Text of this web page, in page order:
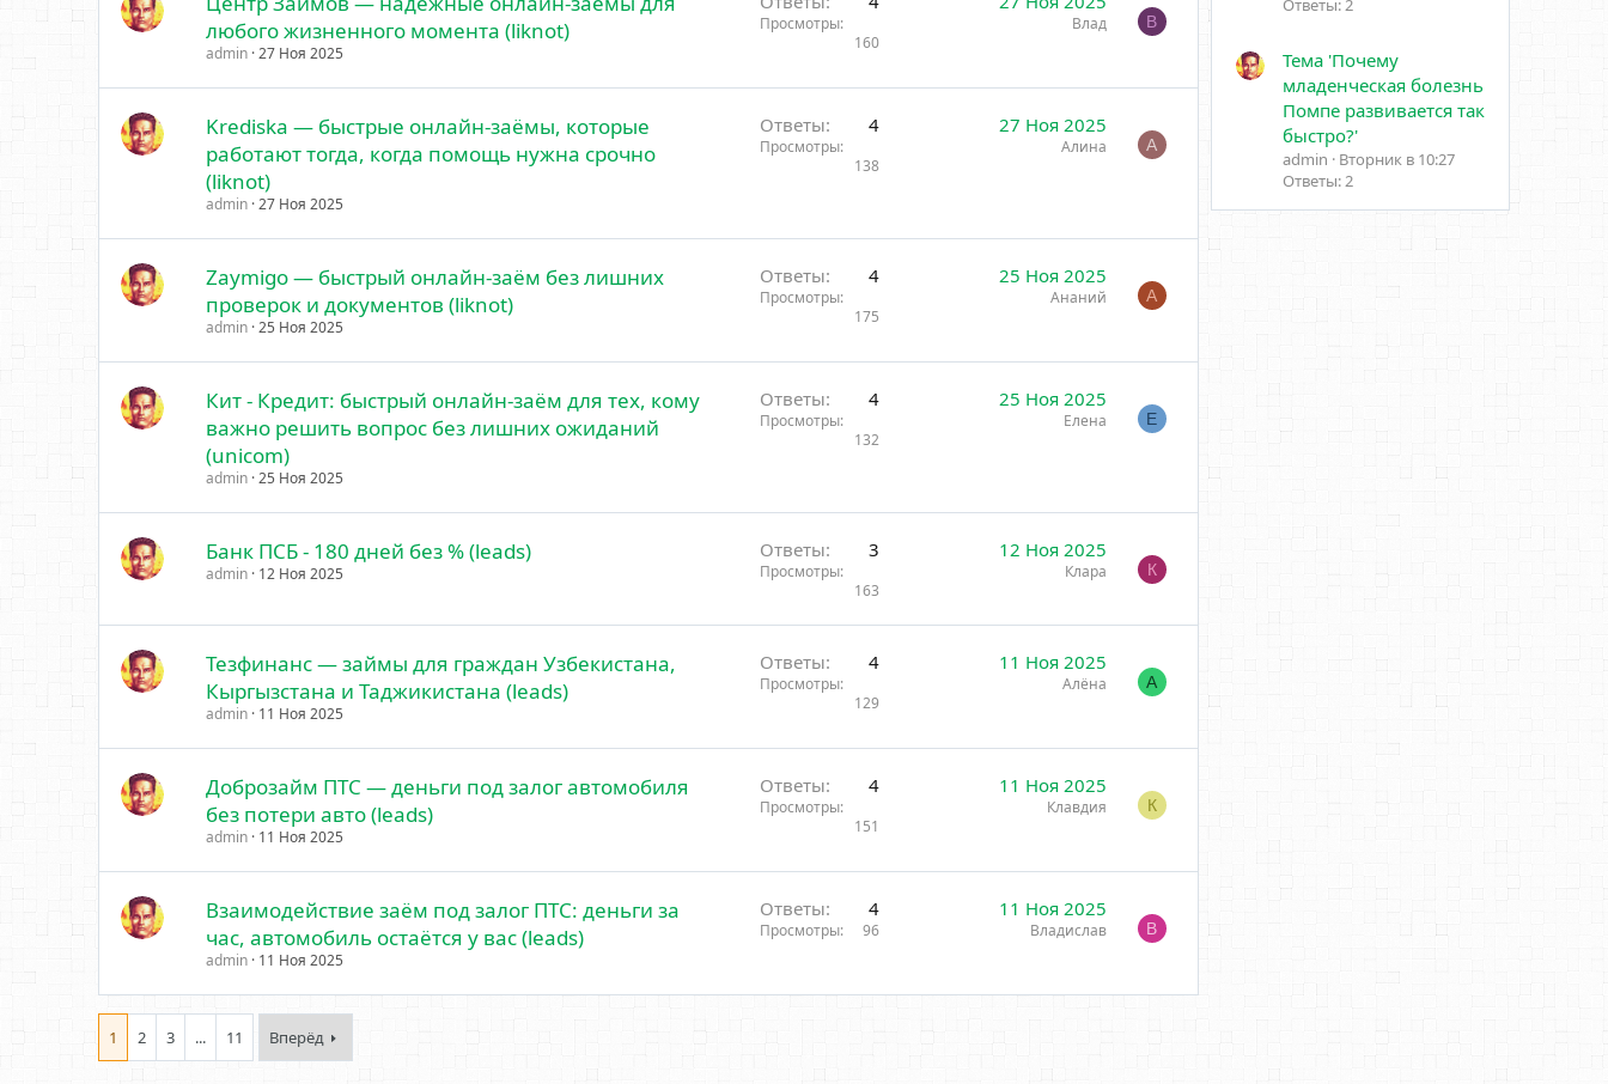
любого жизненного момента (liknot)
admin 27 Ноя 2025
Просмотры
160
Влад В
Krediska — быстрые онлайн-заёмы, которые
работают тогда, когда помощь нужна срочно
(liknot)
admin 27 Ноя 2025
Ответы 4
Просмотры
138
27 Ноя 2025
Алина А
Zaymigo — быстрый онлайн-заём без лишних
проверок и документов (liknot)
admin 25 Ноя 2025
Ответы 4
Просмотры
175
25 Ноя 2025
Ананий А
Кит - Кредит: быстрый онлайн-заём для тех, кому
важно решить вопрос без лишних ожиданий
(unicom)
admin 25 Ноя 2025
Ответы 4
Просмотры
132
25 Ноя 2025
Елена Е
Банк ПСБ - 180 дней без % (leads)
admin 12 Ноя 2025
Ответы 3
Просмотры
163
12 Ноя 2025
Клара К
Тезфинанс — займы для граждан Узбекистана,
Кыргызстана и Таджикистана (leads)
admin 11 Ноя 2025
Ответы 4
Просмотры
129
11 Ноя 2025
Алёна А
Доброзайм ПТС — деньги под залог автомобиля
без потери авто (leads)
admin 11 Ноя 2025
Ответы 4
Просмотры
151
11 Ноя 2025
Клавдия К
Взаимодействие заём под залог ПТС: деньги за
час, автомобиль остаётся у вас (leads)
admin 11 Ноя 2025
Ответы 4
Просмотры 96
11 Ноя 2025
Владислав В
1 2 3 ... 11 Вперёд
Тема 'Почему
младенческая болезнь
Помпе развивается так
быстро?'
admin
Вторник в 10:27
Ответы: 2